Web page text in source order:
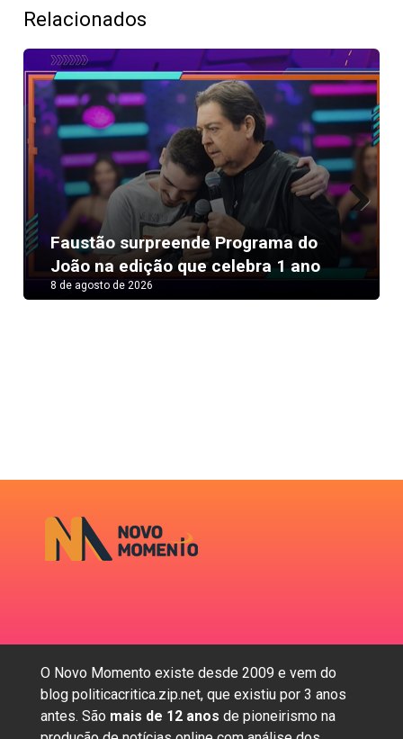
Relacionados
Faustão surpreende Programa do
João na edição que celebra 1 ano
8 de agosto de 2026
Next
O Novo Momento existe desde 2009 e vem do
blog politicacritica.zip.net, que existiu por 3 anos
antes. São mais de 12 anos de pioneirismo na